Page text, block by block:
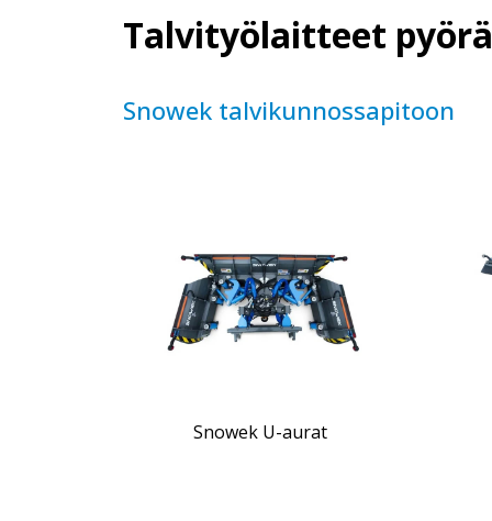
Talvityölaitteet
Snowek talvikunnossapitoon
Snowek U-aurat